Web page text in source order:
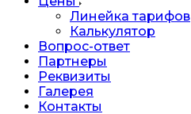
Линейка тарифов
Калькулятор
Вопрос-ответ
Партнеры
Реквизиты
Галерея
Контакты